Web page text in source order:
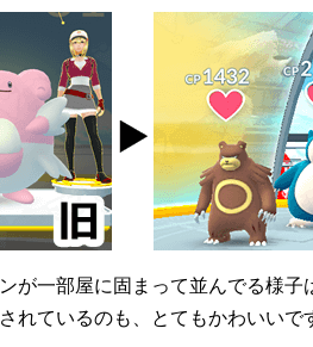
が一部屋に固まって並んでる様
れているのも、とてもかわいいで